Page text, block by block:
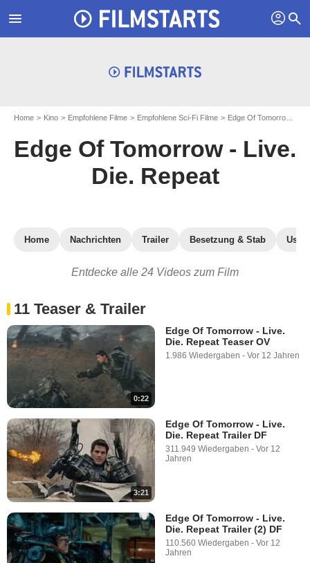
menu profil search
Home Kino Empfohlene Filme Empfohlene Sci-Fi Filme Edge Of Tomorrow - Live. Die. Repeat
Edge Of Tomorrow - Live.
Die. Repeat
Home Nachrichten Trailer Besetzung & Stab
Entdecke alle 24 Videos zum Film
11 Teaser & Trailer
0:22
Edge Of Tomorrow - Live.
Die. Repeat Teaser OV
1.986 Wiedergaben - Vor 12 Jahren
3:21
Edge Of Tomorrow - Live.
Die. Repeat Trailer DF
311.949 Wiedergaben - Vor 12
Jahren
Edge Of Tomorrow - Live.
Die. Repeat Trailer (2) DF
110.560 Wiedergaben - Vor 12
Jahren